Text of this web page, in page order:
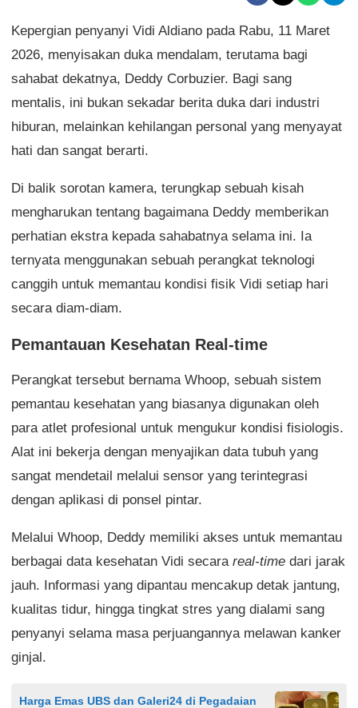
Kepergian penyanyi Vidi Aldiano pada Rabu, 11 Maret
2026, menyisakan duka mendalam, terutama bagi
sahabat dekatnya, Deddy Corbuzier. Bagi sang
mentalis, ini bukan sekadar berita duka dari industri
hiburan, melainkan kehilangan personal yang menyayat
hati dan sangat berarti.
Di balik sorotan kamera, terungkap sebuah kisah
mengharukan tentang bagaimana Deddy memberikan
perhatian ekstra kepada sahabatnya selama ini. Ia
ternyata menggunakan sebuah perangkat teknologi
canggih untuk memantau kondisi fisik Vidi setiap hari
secara diam-diam.
Pemantauan Kesehatan Real-time
Perangkat tersebut bernama Whoop, sebuah sistem
pemantau kesehatan yang biasanya digunakan oleh
para atlet profesional untuk mengukur kondisi fisiologis.
Alat ini bekerja dengan menyajikan data tubuh yang
sangat mendetail melalui sensor yang terintegrasi
dengan aplikasi di ponsel pintar.
Melalui Whoop, Deddy memiliki akses untuk memantau
berbagai data kesehatan Vidi secara real-time dari jarak
jauh. Informasi yang dipantau mencakup detak jantung,
kualitas tidur, hingga tingkat stres yang dialami sang
penyanyi selama masa perjuangannya melawan kanker
ginjal.
Harga Emas UBS dan Galeri24 di Pegadaian